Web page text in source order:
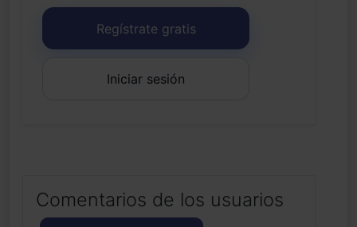
Regístrate gratis
Iniciar sesión
Comentarios de los usuarios